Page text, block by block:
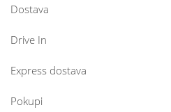
Dostava
Drive In
Express dostava
Pokupi